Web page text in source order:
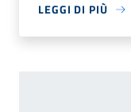
LEGGI DI PIÙ